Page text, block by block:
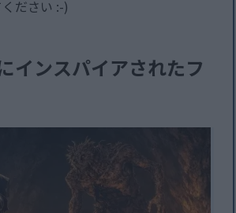
ださい :-)
インスパイアされたフ